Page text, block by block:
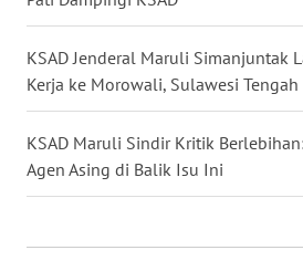
KSAD Jenderal Maruli Simanjuntak
Kerja ke Morowali, Sulawesi Tengah
KSAD Maruli Sindir Kritik
Agen Asing di Balik Isu Ini
JATENG
WN
NUSANTARA
WN